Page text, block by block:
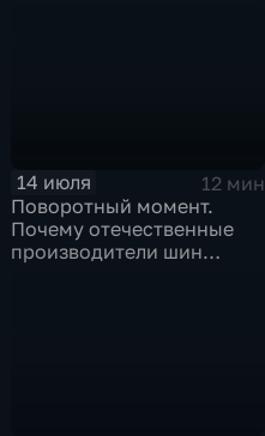
14 июля
12 мин
Поворотный момент.
Почему отечественные
производители шин